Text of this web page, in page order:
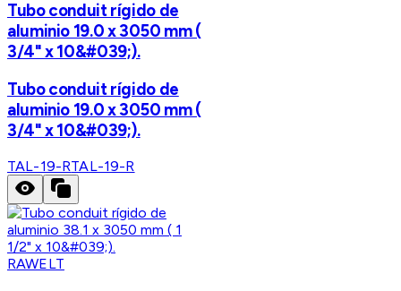
Tubo conduit rígido de
aluminio 19.0 x 3050 mm (
3/4" x 10&#039;).
Tubo conduit rígido de
aluminio 19.0 x 3050 mm (
3/4" x 10&#039;).
TAL-19-RTAL-19-R
RAWELT